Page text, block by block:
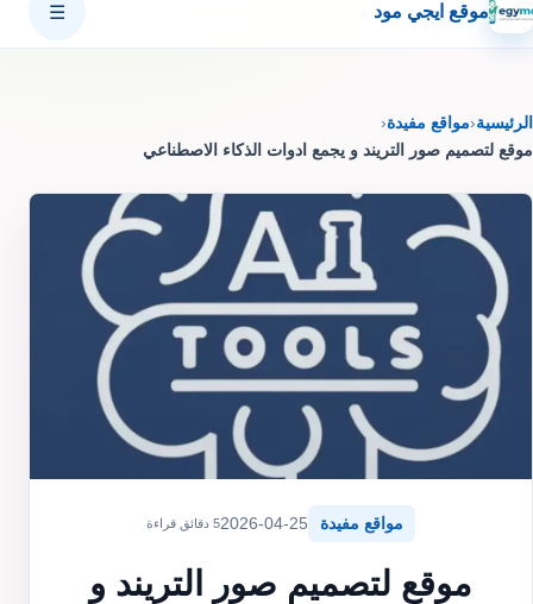
موقع ايجي مود ☰
الرئيسية‹مواقع مفيدة‹
موقع لتصميم صور التريند و يجمع ادوات الذكاء الاصطناعي
مواقع مفيدة 2026-04-255 دقائق قراءة
موقع لتصميم صور التريند و